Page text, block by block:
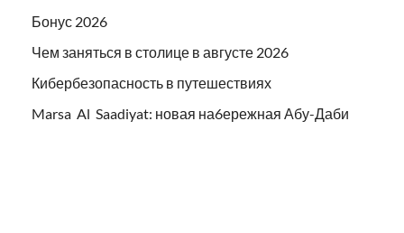
Бонус 2026
Чем заняться в столице в августе 2026
Кибербезопасность в путешествиях
Marsa Al Saadiyat: новая на6ережная Абу-Даби